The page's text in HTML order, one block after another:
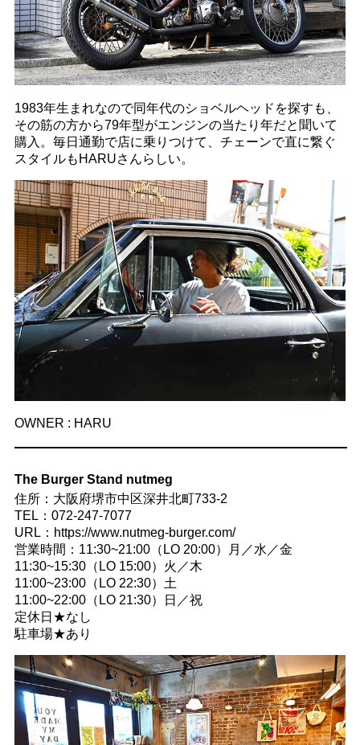
1983年生まれなので同年代のショベルヘッドを探すも、
その筋の方から79年型がエンジンの当たり年だと聞いて
購入。毎日通勤で店に乗りつけて、チェーンで直に繋ぐ
スタイルもHARUさんらしい。
OWNER : HARU
The Burger Stand nutmeg
住所：大阪府堺市中区深井北町733-2
TEL：072-247-7077
URL：https://www.nutmeg-burger.com/
営業時間：11:30~21:00（LO 20:00）月／水／金
11:30~15:30（LO 15:00）火／木
11:00~23:00（LO 22:30）土
11:00~22:00（LO 21:30）日／祝
定休日★なし
駐車場★あり